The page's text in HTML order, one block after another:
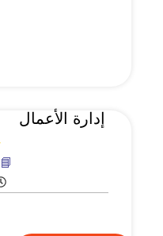
إدارة الأعمال
📘 0 درس